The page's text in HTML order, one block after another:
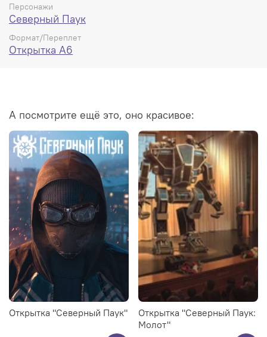
Персонажи
Северный Паук
Формат/Переплет
Открытка А6
А посмотрите ещё это, оно красивое:
Открытка "Северный Паук"
Открытка "Северный Паук:
Молот"